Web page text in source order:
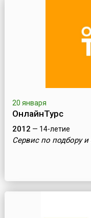
20 января
ОнлайнТурс
2012 — 14-летие
Сервис по подбору